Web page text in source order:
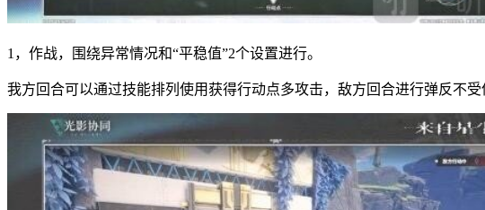
1，作战，围绕异常情况和“平稳值”2个设置进行。
我方回合可以通过技能排列使用获得行动点多攻击，敌方回合进行弹反不